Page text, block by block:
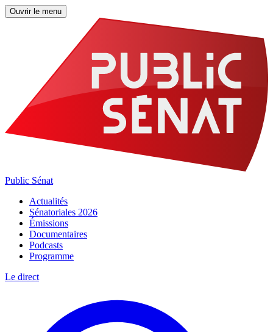
Ouvrir le menu
Public Sénat
Actualités
Sénatoriales 2026
Émissions
Documentaires
Podcasts
Programme
Le direct